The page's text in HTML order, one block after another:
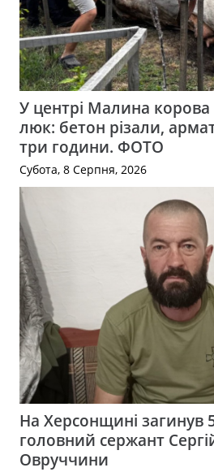
У центрі Малина
люк: бетон різали,
три години. ФОТО
Субота, 8 Серпня, 2026
На Херсонщині загинув
головний сержант
Овруччини